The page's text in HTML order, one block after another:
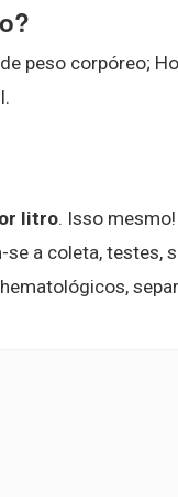
peso corpóreo;
litro. Isso
a coleta, testes,